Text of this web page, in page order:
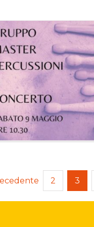
GIOVANI SMART – Allegro
2 3